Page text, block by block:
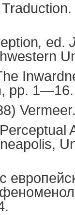
, ed.
pp. 1—16.
Vermeer
Perceptual